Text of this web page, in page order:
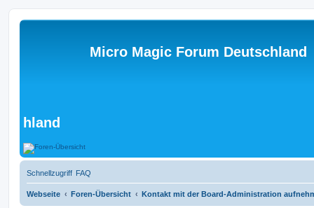
Micro Magic Forum Deutschland
hland
Schnellzugriff FAQ
Webseite Foren-Übersicht Kontakt mit der Board-Administration